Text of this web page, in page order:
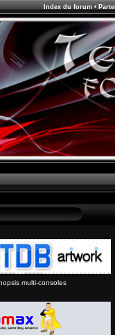
Index du forum•
multi-consoles